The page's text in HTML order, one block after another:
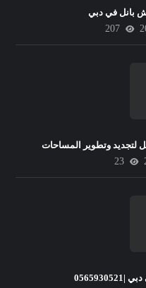
بانل في دبي
207
لتجديد وتطوير المساحات
23